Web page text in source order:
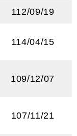
112/09/19
114/04/15
109/12/07
107/11/21